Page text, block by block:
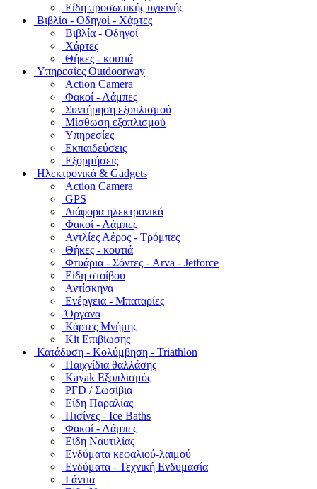
Είδη προσωπικής υγιεινής
Bιβλία - Οδηγοί - Χάρτες
Βιβλία - Οδηγοί
Χάρτες
Θήκες - κουτιά
Υπηρεσίες Outdoorway
Action Camera
Φακοί - Λάμπες
Συντήρηση εξοπλισμού
Μίσθωση εξοπλισμού
Υπηρεσίες
Εκπαιδεύσεις
Εξορμήσεις
Ηλεκτρονικά & Gadgets
Action Camera
GPS
Διάφορα ηλεκτρονικά
Φακοί - Λάμπες
Αντλίες Αέρος - Τρόμπες
Θήκες - κουτιά
Φτυάρια - Σόντες - Arva - Jetforce
Είδη στοίβου
Αντίσκηνα
Ενέργεια - Μπαταρίες
Όργανα
Κάρτες Μνήμης
Kit Επιβίωσης
Κατάδυση - Κολύμβηση - Triathlon
Παιχνίδια θαλλάσης
Kayak Εξοπλισμός
PFD / Σωσίβια
Είδη Παραλίας
Πισίνες - Ice Baths
Φακοί - Λάμπες
Είδη Ναυτιλίας
Ενδύματα κεφαλιού-λαιμού
Ενδύματα - Τεχνική Ενδυμασία
Γάντια